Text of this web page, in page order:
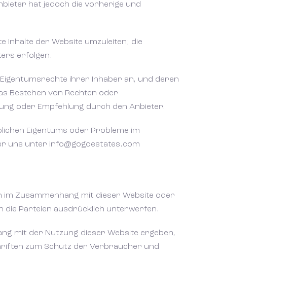
hat jedoch die vorherige und
der Website umzuleiten; die
erfolgen.
ihrer Inhaber an, und deren
Bestehen von Rechten oder
oder Empfehlung durch den Anbieter.
Eigentums oder Probleme im
uns unter info@gogoestates.com
Zusammenhang mit dieser Website oder
die Parteien ausdrücklich unterwerfen.
mit der Nutzung dieser Website ergeben,
zum Schutz der Verbraucher und